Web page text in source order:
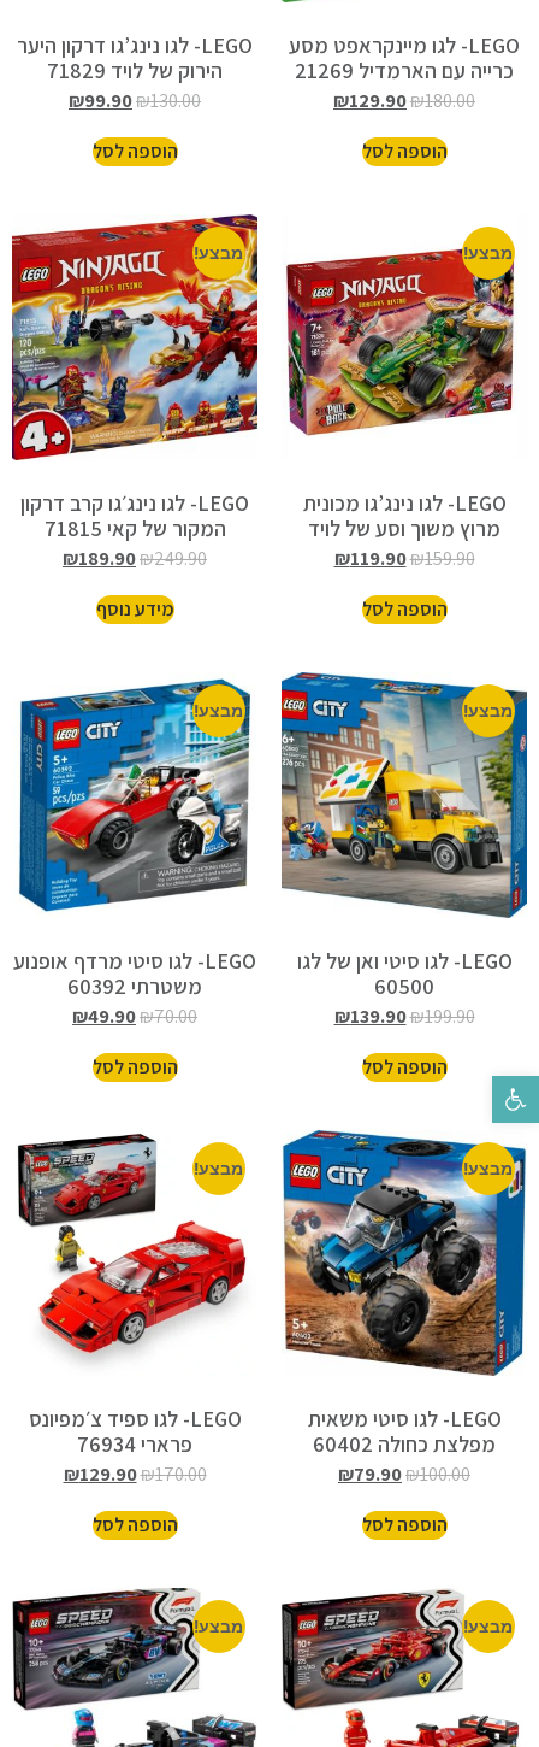
פתח סרגל נגישות
LEGO- לגו מיינקראפט מסע
כרייה עם הארמדיל 21269
₪180.00
₪129.90
הוספה לסל
LEGO- לגו נינג’גו דרקון היער
הירוק של לויד 71829
₪130.00
₪99.90
הוספה לסל
מבצע!
LEGO- לגו נינג’גו מכונית
מרוץ משוך וסע של לויד
71828
₪159.90
₪119.90
הוספה לסל
מבצע!
LEGO- לגו נינג׳גו קרב דרקון
המקור של קאי 71815
₪249.90
₪189.90
מידע נוסף
מבצע!
LEGO- לגו סיטי ואן של לגו
60500
₪199.90
₪139.90
הוספה לסל
מבצע!
LEGO- לגו סיטי מרדף אופנוע
משטרתי 60392
₪70.00
₪49.90
הוספה לסל
מבצע!
LEGO- לגו סיטי משאית
מפלצת כחולה 60402
₪100.00
₪79.90
הוספה לסל
מבצע!
LEGO- לגו ספיד צ׳מפיונס
פרארי 76934
₪170.00
₪129.90
הוספה לסל
מבצע! מבצע!